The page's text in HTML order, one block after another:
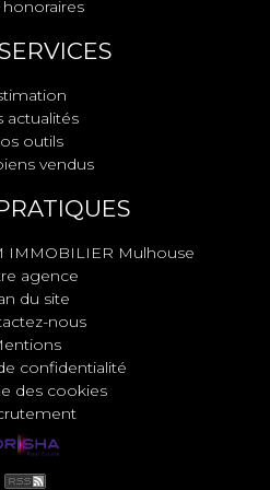
honoraires
actualités
outils
vendus
IMMOBILIER Mulhouse
agence
du site
nous
confidentialité
des cookies